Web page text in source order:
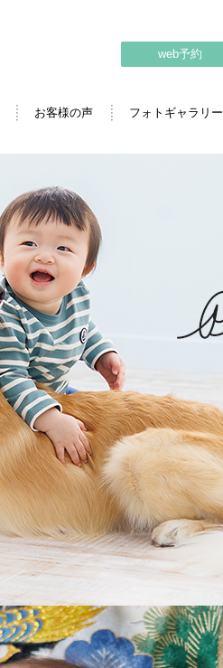
お客様の声 フォトギャラリー
web予約